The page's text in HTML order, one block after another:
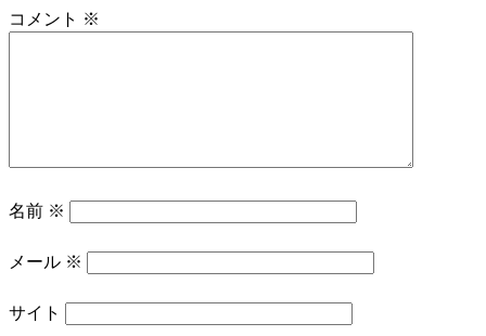
コメント ※
名前 ※
メール ※
サイト